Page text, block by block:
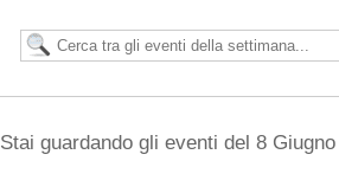
Stai guardando gli eventi del 8